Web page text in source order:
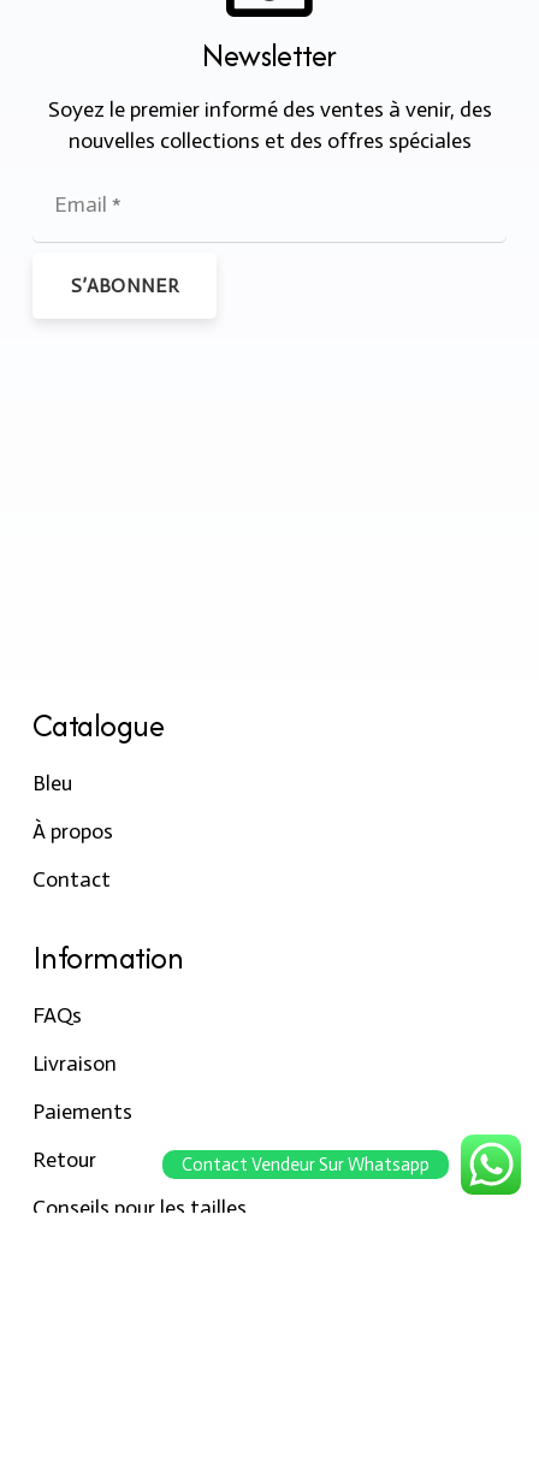
Newsletter
Soyez le premier informé des ventes à venir, des
nouvelles collections et des offres spéciales
S’ABONNER
Catalogue
Bleu
À propos
Contact
Information
FAQs
Livraison
Paiements
Retour
Conseils pour les tailles
Contact Vendeur Sur Whatsapp